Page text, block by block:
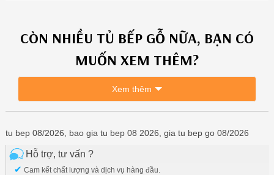
CÒN NHIỀU TỦ BẾP GỖ NỮA, BẠN CÓ
MUỐN XEM THÊM?
Xem thêm
tu bep 08/2026, bao gia tu bep 08 2026, gia tu bep go 08/2026
Hỗ trợ, tư vấn ?
✔ Cam kết chất lượng và dịch vụ hàng đầu.